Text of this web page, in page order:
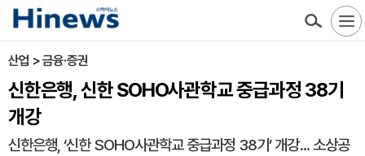
산업 > 금융·증권
신한은행, 신한 SOHO사관학교 중급과정 38기
개강
신한은행, ‘신한 SOHO사관학교 중급과정 38기’ 개강... 소상공